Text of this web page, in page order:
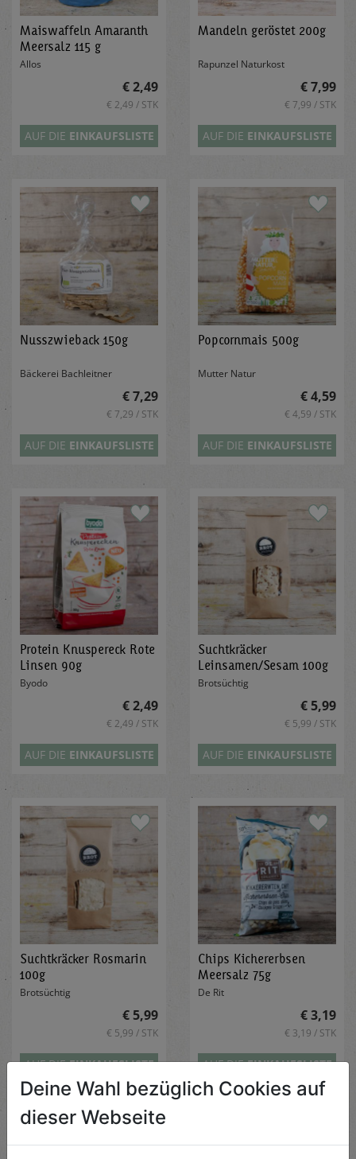
Maiswaffeln Amaranth
Meersalz 115 g
Allos
€ 2,49
€ 2,49 / STK
AUF DIE EINKAUFSLISTE
Mandeln geröstet 200g
Rapunzel Naturkost
€ 7,99
€ 7,99 / STK
AUF DIE EINKAUFSLISTE
Nusszwieback 150g
Bäckerei Bachleitner
€ 7,29
€ 7,29 / STK
AUF DIE EINKAUFSLISTE
Popcornmais 500g
Mutter Natur
€ 4,59
€ 4,59 / STK
AUF DIE EINKAUFSLISTE
Protein Knuspereck Rote
Linsen 90g
Byodo
€ 2,49
€ 2,49 / STK
AUF DIE EINKAUFSLISTE
Suchtkräcker
Leinsamen/Sesam 100g
Brotsüchtig
€ 5,99
€ 5,99 / STK
AUF DIE EINKAUFSLISTE
Suchtkräcker Rosmarin
100g
Brotsüchtig
€ 5,99
€ 5,99 / STK
AUF DIEEINKAUFSLISTE
Chips Kichererbsen
Meersalz 75g
De Rit
€ 3,19
€ 3,19 / STK
AUF DIEEINKAUFSLISTE
Deine Wahl bezüglich Cookies auf
dieser Webseite